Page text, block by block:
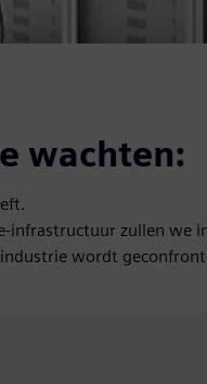
wachten:
infrastructuur zullen we
wordt